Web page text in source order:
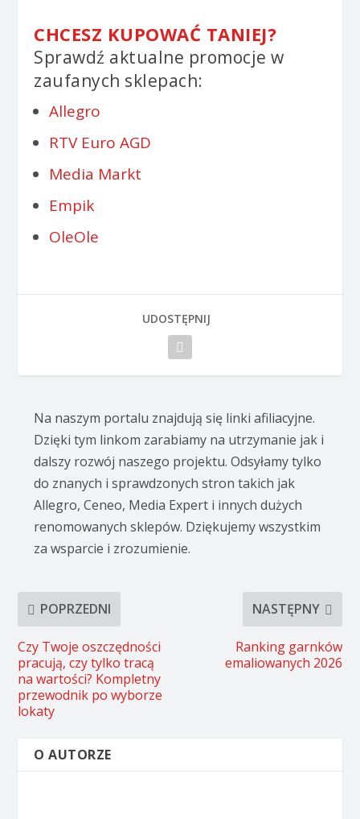
CHCESZ KUPOWAĆ TANIEJ?
Sprawdź aktualne promocje w
zaufanych sklepach:
Allegro
RTV Euro AGD
Media Markt
Empik
OleOle
UDOSTĘPNIJ
Na naszym portalu znajdują się linki afiliacyjne.
Dzięki tym linkom zarabiamy na utrzymanie jak i
dalszy rozwój naszego projektu. Odsyłamy tylko
do znanych i sprawdzonych stron takich jak
Allegro, Ceneo, Media Expert i innych dużych
renomowanych sklepów. Dziękujemy wszystkim
za wsparcie i zrozumienie.
POPRZEDNI
Czy Twoje oszczędności
pracują, czy tylko tracą
na wartości? Kompletny
przewodnik po wyborze
lokaty
NASTĘPNY
Ranking garnków
emaliowanych 2026
O AUTORZE